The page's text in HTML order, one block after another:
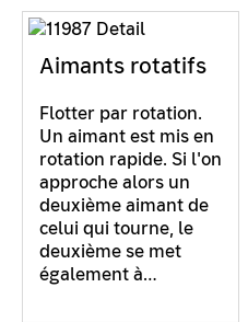
Aimants rotatifs
Flotter par rotation.
Un aimant est mis en
rotation rapide. Si l'on
approche alors un
deuxième aimant de
celui qui tourne, le
deuxième se met
également à…